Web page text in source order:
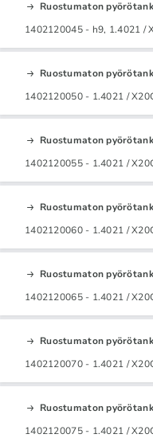
Ruostumaton
1402120045 - h9, 1.4021 /
Ruostumaton
1402120050 - 1.4021 /
Ruostumaton
1402120055 - 1.4021 /
Ruostumaton
1402120060 - 1.4021 /
Ruostumaton
1402120065 - 1.4021 /
Ruostumaton
1402120070 - 1.4021 /
Ruostumaton
1402120075 - 1.4021 /